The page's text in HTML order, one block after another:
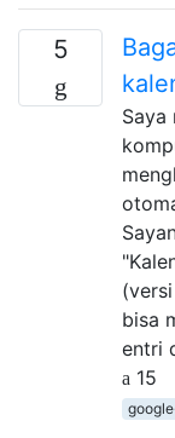
5
Saya
bisa
entri
15